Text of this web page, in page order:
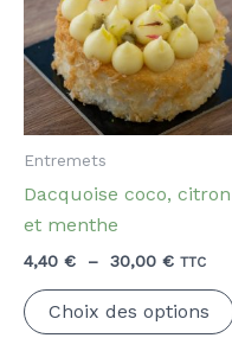
Entremets
Dacquoise coco, citron
et menthe
4,40 € – 30,00 €Plage
prix :
4,40 €
TTC
Choix des options